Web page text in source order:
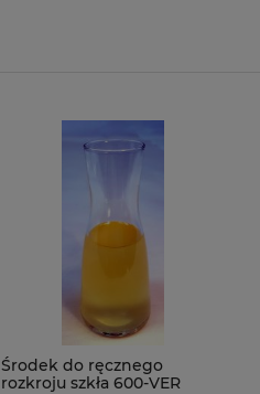
Środek do ręcznego
rozkroju szkła 600-VER